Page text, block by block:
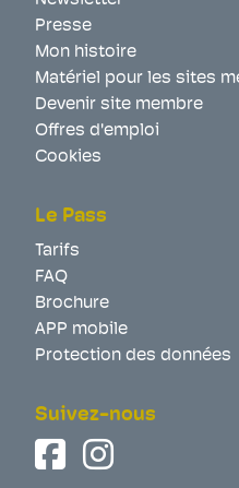
Presse
Mon histoire
Matériel pour les sites
Devenir site membre
Offres d'emploi
Cookies
Le Pass
Tarifs
FAQ
Brochure
APP mobile
Protection des données
Suivez-nous